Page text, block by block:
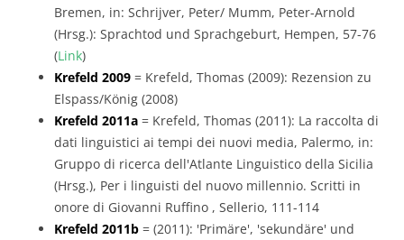
Bremen, in: Schrijver, Peter/ Mumm, Peter-Arnold
(Hrsg.): Sprachtod und Sprachgeburt, Hempen, 57-76
(Link)
Krefeld 2009 = Krefeld, Thomas (2009): Rezension zu
Elspass/König (2008)
Krefeld 2011a = Krefeld, Thomas (2011): La raccolta di
dati linguistici ai tempi dei nuovi media, Palermo, in:
Gruppo di ricerca dell'Atlante Linguistico della Sicilia
(Hrsg.), Per i linguisti del nuovo millennio. Scritti in
onore di Giovanni Ruffino , Sellerio, 111-114
Krefeld 2011b = (2011): 'Primäre', 'sekundäre' und